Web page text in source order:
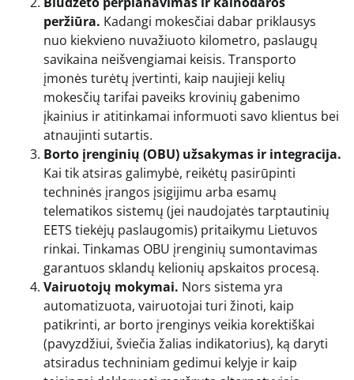
peržiūra. Kadangi mokesčiai dabar priklausys
nuo kiekvieno nuvažiuoto kilometro, paslaugų
savikaina neišvengiamai keisis. Transporto
įmonės turėtų įvertinti, kaip naujieji kelių
mokesčių tarifai paveiks krovinių gabenimo
įkainius ir atitinkamai informuoti savo klientus bei
atnaujinti sutartis.
Borto įrenginių (OBU) užsakymas ir integracija.
Kai tik atsiras galimybė, reikėtų pasirūpinti
techninės įrangos įsigijimu arba esamų
telematikos sistemų (jei naudojatės tarptautinių
EETS tiekėjų paslaugomis) pritaikymu Lietuvos
rinkai. Tinkamas OBU įrenginių sumontavimas
garantuos sklandų kelionių apskaitos procesą.
Vairuotojų mokymai. Nors sistema yra
automatizuota, vairuotojai turi žinoti, kaip
patikrinti, ar borto įrenginys veikia korektiškai
(pavyzdžiui, šviečia žalias indikatorius), ką daryti
atsiradus techniniam gedimui kelyje ir kaip